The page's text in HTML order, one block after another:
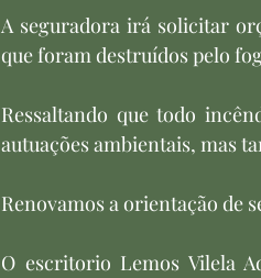
A seguradora irá solicitar
que foram destruídos pelo
Ressaltando que todo
autuações ambientais, mas
Renovamos a orientação de
O escritorio Lemos Vilela